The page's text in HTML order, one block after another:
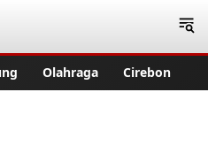
Olahraga Cirebon